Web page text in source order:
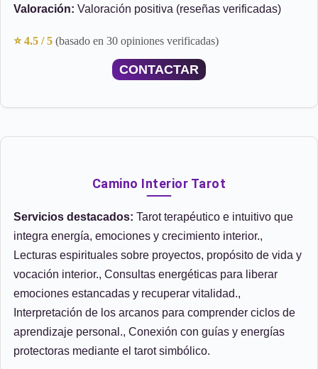
Valoración: Valoración positiva (reseñas verificadas)
⭐ 4.5 / 5 (basado en 30 opiniones verificadas)
CONTACTAR
Camino Interior Tarot
Servicios destacados: Tarot terapéutico e intuitivo que
integra energía, emociones y crecimiento interior.,
Lecturas espirituales sobre proyectos, propósito de vida y
vocación interior., Consultas energéticas para liberar
emociones estancadas y recuperar vitalidad.,
Interpretación de los arcanos para comprender ciclos de
aprendizaje personal., Conexión con guías y energías
protectoras mediante el tarot simbólico.